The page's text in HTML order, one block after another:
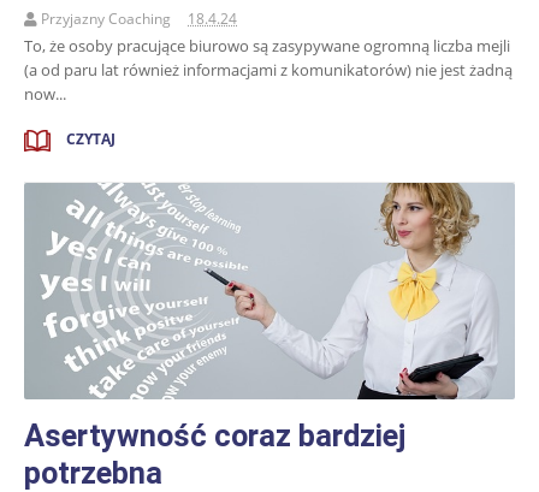
Przyjazny Coaching 18.4.24
To, że osoby pracujące biurowo są zasypywane ogromną liczba mejli
(a od paru lat również informacjami z komunikatorów) nie jest żadną
now...
CZYTAJ
Asertywność coraz bardziej
potrzebna